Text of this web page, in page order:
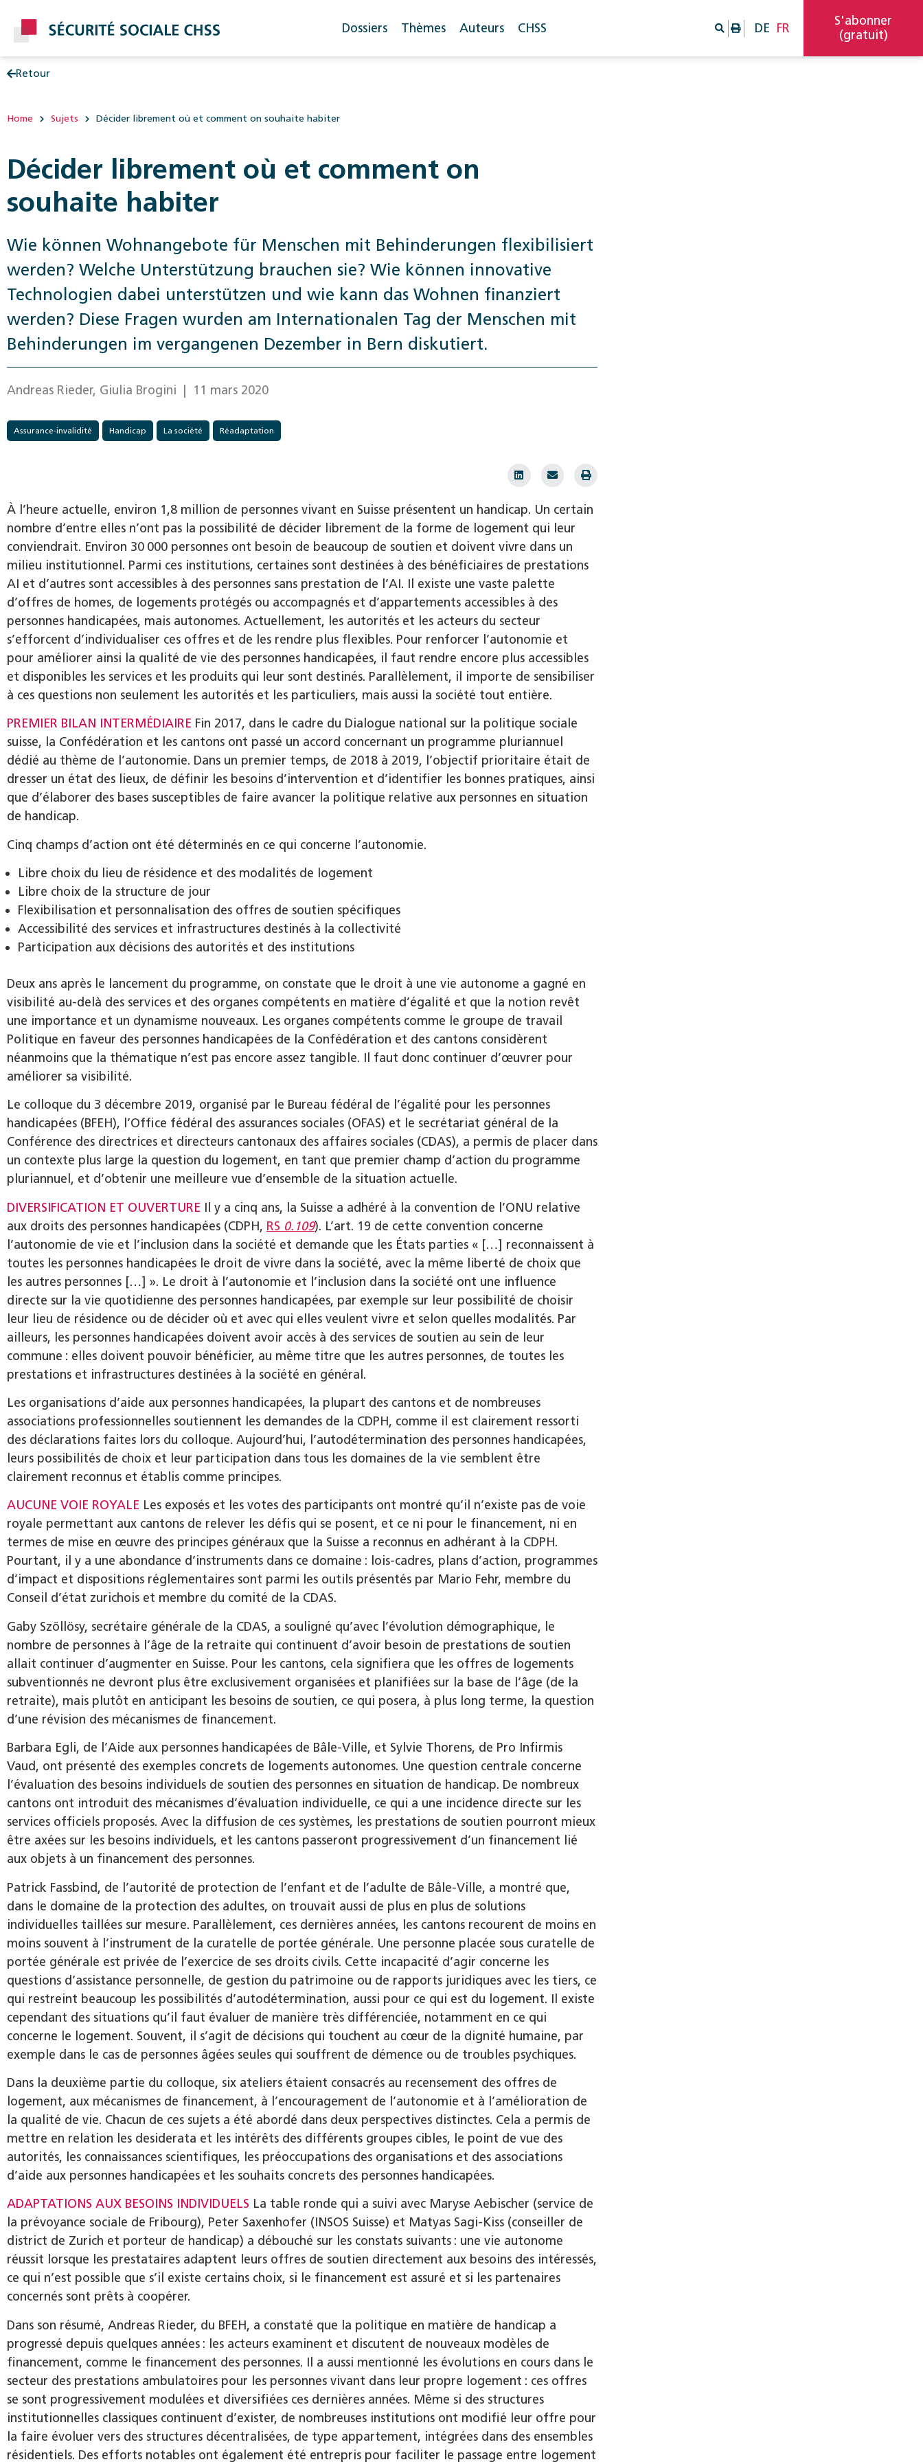
Dossiers Thèmes Auteurs CHSS DE FR
S'abonner
(gratuit)
Retour
Home Sujets Décider librement où et comment on souhaite habiter
Décider librement où et comment on
souhaite habiter
Wie können Wohnangebote für Menschen mit Behinderungen flexibilisiert
werden? Welche Unterstützung brauchen sie? Wie können innovative
Technologien dabei unterstützen und wie kann das Wohnen finanziert
werden? Diese Fragen wurden am Internationalen Tag der Menschen mit
Behinderungen im vergangenen Dezember in Bern diskutiert.
Andreas Rieder, Giulia Brogini | 11 mars 2020
Assurance-invalidité Handicap La société Réadaptation
À l’heure actuelle, environ 1,8 million de personnes vivant en Suisse présentent un handicap. Un certain
nombre d’entre elles n’ont pas la possibilité de décider librement de la forme de logement qui leur
conviendrait. Environ 30 000 personnes ont besoin de beaucoup de soutien et doivent vivre dans un
milieu institutionnel. Parmi ces institutions, certaines sont destinées à des bénéficiaires de prestations
AI et d’autres sont accessibles à des personnes sans prestation de l’AI. Il existe une vaste palette
d’offres de homes, de logements protégés ou accompagnés et d’appartements accessibles à des
personnes handicapées, mais autonomes. Actuellement, les autorités et les acteurs du secteur
s’efforcent d’individualiser ces offres et de les rendre plus flexibles. Pour renforcer l’autonomie et
pour améliorer ainsi la qualité de vie des personnes handicapées, il faut rendre encore plus accessibles
et disponibles les services et les produits qui leur sont destinés. Parallèlement, il importe de sensibiliser
à ces questions non seulement les autorités et les particuliers, mais aussi la société tout entière.
PREMIER BILAN INTERMÉDIAIRE Fin 2017, dans le cadre du Dialogue national sur la politique sociale
suisse, la Confédération et les cantons ont passé un accord concernant un programme pluriannuel
dédié au thème de l’autonomie. Dans un premier temps, de 2018 à 2019, l’objectif prioritaire était de
dresser un état des lieux, de définir les besoins d’intervention et d’identifier les bonnes pratiques, ainsi
que d’élaborer des bases susceptibles de faire avancer la politique relative aux personnes en situation
de handicap.
Cinq champs d’action ont été déterminés en ce qui concerne l’autonomie.
Libre choix du lieu de résidence et des modalités de logement
Libre choix de la structure de jour
Flexibilisation et personnalisation des offres de soutien spécifiques
Accessibilité des services et infrastructures destinés à la collectivité
Participation aux décisions des autorités et des institutions
Deux ans après le lancement du programme, on constate que le droit à une vie autonome a gagné en
visibilité au-delà des services et des organes compétents en matière d’égalité et que la notion revêt
une importance et un dynamisme nouveaux. Les organes compétents comme le groupe de travail
Politique en faveur des personnes handicapées de la Confédération et des cantons considèrent
néanmoins que la thématique n’est pas encore assez tangible. Il faut donc continuer d’œuvrer pour
améliorer sa visibilité.
Le colloque du 3 décembre 2019, organisé par le Bureau fédéral de l’égalité pour les personnes
handicapées (BFEH), l’Office fédéral des assurances sociales (OFAS) et le secrétariat général de la
Conférence des directrices et directeurs cantonaux des affaires sociales (CDAS), a permis de placer dans
un contexte plus large la question du logement, en tant que premier champ d’action du programme
pluriannuel, et d’obtenir une meilleure vue d’ensemble de la situation actuelle.
DIVERSIFICATION ET OUVERTURE Il y a cinq ans, la Suisse a adhéré à la convention de l’ONU relative
aux droits des personnes handicapées (CDPH, RS 0.109). L’art. 19 de cette convention concerne
l’autonomie de vie et l’inclusion dans la société et demande que les États parties « […] reconnaissent à
toutes les personnes handicapées le droit de vivre dans la société, avec la même liberté de choix que
les autres personnes […] ». Le droit à l’autonomie et l’inclusion dans la société ont une influence
directe sur la vie quotidienne des personnes handicapées, par exemple sur leur possibilité de choisir
leur lieu de résidence ou de décider où et avec qui elles veulent vivre et selon quelles modalités. Par
ailleurs, les personnes handicapées doivent avoir accès à des services de soutien au sein de leur
commune : elles doivent pouvoir bénéficier, au même titre que les autres personnes, de toutes les
prestations et infrastructures destinées à la société en général.
Les organisations d’aide aux personnes handicapées, la plupart des cantons et de nombreuses
associations professionnelles soutiennent les demandes de la CDPH, comme il est clairement ressorti
des déclarations faites lors du colloque. Aujourd’hui, l’autodétermination des personnes handicapées,
leurs possibilités de choix et leur participation dans tous les domaines de la vie semblent être
clairement reconnus et établis comme principes.
AUCUNE VOIE ROYALE Les exposés et les votes des participants ont montré qu’il n’existe pas de voie
royale permettant aux cantons de relever les défis qui se posent, et ce ni pour le financement, ni en
termes de mise en œuvre des principes généraux que la Suisse a reconnus en adhérant à la CDPH.
Pourtant, il y a une abondance d’instruments dans ce domaine : lois-cadres, plans d’action, programmes
d’impact et dispositions réglementaires sont parmi les outils présentés par Mario Fehr, membre du
Conseil d’état zurichois et membre du comité de la CDAS.
Gaby Szöllösy, secrétaire générale de la CDAS, a souligné qu’avec l’évolution démographique, le
nombre de personnes à l’âge de la retraite qui continuent d’avoir besoin de prestations de soutien
allait continuer d’augmenter en Suisse. Pour les cantons, cela signifiera que les offres de logements
subventionnés ne devront plus être exclusivement organisées et planifiées sur la base de l’âge (de la
retraite), mais plutôt en anticipant les besoins de soutien, ce qui posera, à plus long terme, la question
d’une révision des mécanismes de financement.
Barbara Egli, de l’Aide aux personnes handicapées de Bâle-Ville, et Sylvie Thorens, de Pro Infirmis
Vaud, ont présenté des exemples concrets de logements autonomes. Une question centrale concerne
l’évaluation des besoins individuels de soutien des personnes en situation de handicap. De nombreux
cantons ont introduit des mécanismes d’évaluation individuelle, ce qui a une incidence directe sur les
services officiels proposés. Avec la diffusion de ces systèmes, les prestations de soutien pourront mieux
être axées sur les besoins individuels, et les cantons passeront progressivement d’un financement lié
aux objets à un financement des personnes.
Patrick Fassbind, de l’autorité de protection de l’enfant et de l’adulte de Bâle-Ville, a montré que,
dans le domaine de la protection des adultes, on trouvait aussi de plus en plus de solutions
individuelles taillées sur mesure. Parallèlement, ces dernières années, les cantons recourent de moins en
moins souvent à l’instrument de la curatelle de portée générale. Une personne placée sous curatelle de
portée générale est privée de l’exercice de ses droits civils. Cette incapacité d’agir concerne les
questions d’assistance personnelle, de gestion du patrimoine ou de rapports juridiques avec les tiers, ce
qui restreint beaucoup les possibilités d’autodétermination, aussi pour ce qui est du logement. Il existe
cependant des situations qu’il faut évaluer de manière très différenciée, notamment en ce qui
concerne le logement. Souvent, il s’agit de décisions qui touchent au cœur de la dignité humaine, par
exemple dans le cas de personnes âgées seules qui souffrent de démence ou de troubles psychiques.
Dans la deuxième partie du colloque, six ateliers étaient consacrés au recensement des offres de
logement, aux mécanismes de financement, à l’encouragement de l’autonomie et à l’amélioration de
la qualité de vie. Chacun de ces sujets a été abordé dans deux perspectives distinctes. Cela a permis de
mettre en relation les desiderata et les intérêts des différents groupes cibles, le point de vue des
autorités, les connaissances scientifiques, les préoccupations des organisations et des associations
d’aide aux personnes handicapées et les souhaits concrets des personnes handicapées.
ADAPTATIONS AUX BESOINS INDIVIDUELS La table ronde qui a suivi avec Maryse Aebischer (service de
la prévoyance sociale de Fribourg), Peter Saxenhofer (INSOS Suisse) et Matyas Sagi-Kiss (conseiller de
district de Zurich et porteur de handicap) a débouché sur les constats suivants : une vie autonome
réussit lorsque les prestataires adaptent leurs offres de soutien directement aux besoins des intéressés,
ce qui n’est possible que s’il existe certains choix, si le financement est assuré et si les partenaires
concernés sont prêts à coopérer.
Dans son résumé, Andreas Rieder, du BFEH, a constaté que la politique en matière de handicap a
progressé depuis quelques années : les acteurs examinent et discutent de nouveaux modèles de
financement, comme le financement des personnes. Il a aussi mentionné les évolutions en cours dans le
secteur des prestations ambulatoires pour les personnes vivant dans leur propre logement : ces offres
se sont progressivement modulées et diversifiées ces dernières années. Même si des structures
institutionnelles classiques continuent d’exister, de nombreuses institutions ont modifié leur offre pour
la faire évoluer vers des structures décentralisées, de type appartement, intégrées dans des ensembles
résidentiels. Des efforts notables ont également été entrepris pour faciliter le passage entre logement